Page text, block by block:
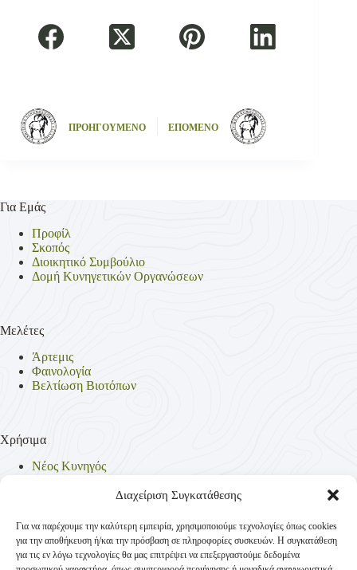
Διαχείριση Συγκατάθεσης
Για να παρέχουμε την καλύτερη εμπειρία, χρησιμοποιούμε τεχνολογίες όπως cookies
για την αποθήκευση ή/και την πρόσβαση σε πληροφορίες συσκευών. Η συγκατάθεση
για τις εν λόγω τεχνολογίες θα μας επιτρέψει να επεξεργαστούμε δεδομένα
ΠΡΟΗΓΟΥΜΕΝΟ ΕΠΟΜΕΝΟ
Για Εμάς
Προφίλ
Σκοπός
Διοικητικό Συμβούλιο
Δομή Κυνηγετικών Οργανώσεων
Μελέτες
Άρτεμις
Φαινολογία
Βελτίωση Βιοτόπων
Χρήσιμα
Νέος Κυνηγός
Νομοθεσία
Πολιτική Απορρήτου
Πολιτική Cookies (ΕΕ)